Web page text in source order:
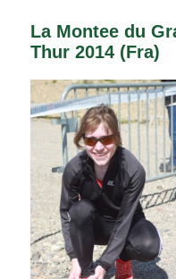
La Montee du
Thur 2014 (Fra)